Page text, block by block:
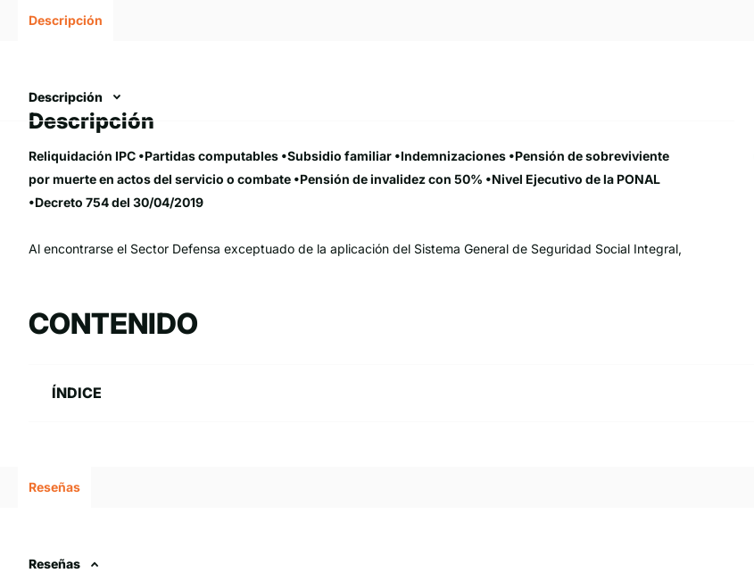
Descripción
Descripción
Descripción
Reliquidación IPC •Partidas computables •Subsidio familiar •Indemnizaciones •Pensión de sobreviviente
por muerte en actos del servicio o combate •Pensión de invalidez con 50% •Nivel Ejecutivo de la PONAL
•Decreto 754 del 30/04/2019
Al encontrarse el Sector Defensa exceptuado de la aplicación del Sistema General de Seguridad Social Integral,
dicho dicho sector, en aras de incentivar y promocionar el Servicio al País. […].
CONTENIDO
ÍNDICE
Reseñas
Reseñas